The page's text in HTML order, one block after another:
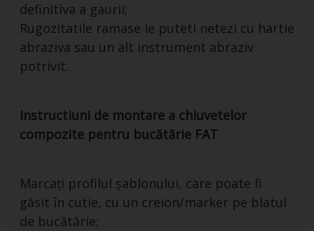
definitiva a gaurii;
Rugozitatile ramase le puteti netezi cu hartie
abraziva sau un alt instrument abraziv
potrivit.
Instructiuni de montare a chiuvetelor
compozite pentru bucătărie FAT
Marcați profilul șablonului, care poate fi
găsit în cutie, cu un creion/marker pe blatul
de bucătărie;